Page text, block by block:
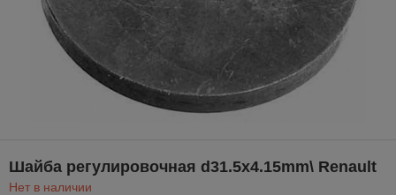
Шайба регулировочная d31.5x4.15mm\ Renault
Нет в наличии